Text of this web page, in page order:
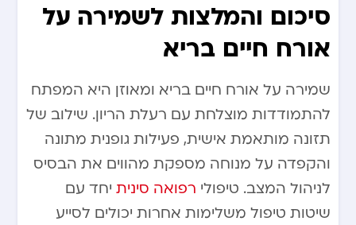
סיכום והמלצות לשמירה על
אורח חיים בריא
שמירה על אורח חיים בריא ומאוזן היא המפתח
להתמודדות מוצלחת עם רעלת הריון. שילוב של
תזונה מותאמת אישית, פעילות גופנית מתונה
והקפדה על מנוחה מספקת מהווים את הבסיס
לניהול המצב. טיפולי רפואה סינית יחד עם
שיטות טיפול משלימות אחרות יכולים לסייע